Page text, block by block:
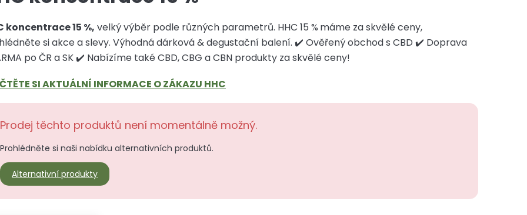
koncentrace 15 %, velký výběr podle různých parametrů. HHC 15 % máme za skvělé ceny,
si akce a slevy. Výhodná dárková & degustační balení. ✔️ Ověřený obchod s CBD ✔️ Doprava
po ČR a SK ✔️ Nabízíme také CBD, CBG a CBN produkty za skvělé ceny!
SI AKTUÁLNÍ INFORMACE O ZÁKAZU HHC
Prodej těchto produktů není momentálně možný.
Prohlédněte si naši nabídku alternativních produktů.
Alternativní produkty